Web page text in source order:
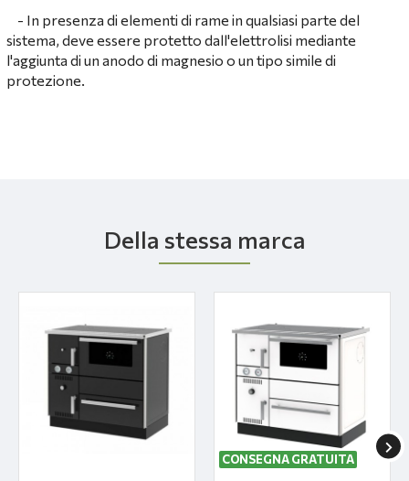
- In presenza di elementi di rame in qualsiasi parte del
sistema, deve essere protetto dall'elettrolisi mediante
l'aggiunta di un anodo di magnesio o un tipo simile di
protezione.
Della stessa marca
CONSEGNA GRATUITA